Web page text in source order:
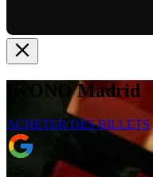
IKONO Madrid
ACHETER DES BILLETS